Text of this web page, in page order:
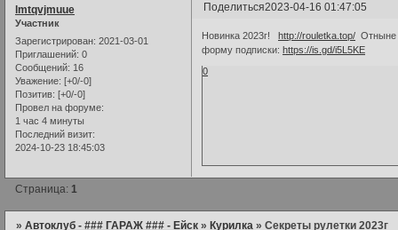
Поделиться2023-04-16 01:47:05
lmtqvjmuue
Участник
Зарегистрирован: 2021-03-01
Приглашений: 0
Сообщений: 16
Уважение: [+0/-0]
Позитив: [+0/-0]
Провел на форуме:
1 час 4 минуты
Последний визит:
2024-10-23 18:45:03
Новинка 2023г!http://rouletka.top/ Отныне
форму подписки:https://is.gd/i5L5KE
0
Страница: 1
»Автоклуб - ### ГАРАЖ ### - Ейск » Курилка »Секреты рулетки 2023г